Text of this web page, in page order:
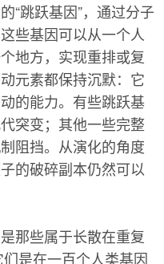
“跳跃基因”，通过分子
些基因可以从一个人
地方，实现重排或复
元素都保持沉默：它
的能力。有些跳跃基
突变；其他一些完整
阻挡。从演化的角度
的破碎副本仍然可以
那些属于长散在重复
是在一百个人类基因